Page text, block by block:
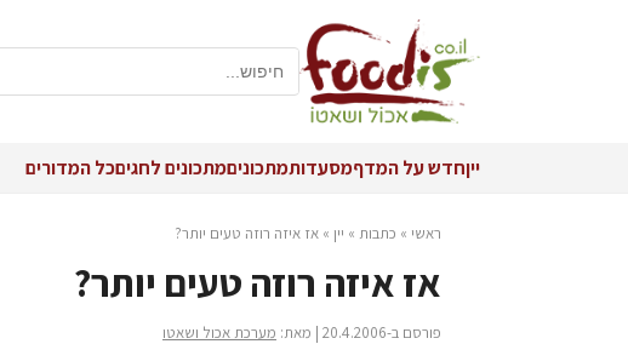
ייןחדש על המדףמסעדותמתכוניםמתכונים לחגיםכל המדורים
ראשי » כתבות » יין » אז איזה רוזה טעים יותר?
אז איזה רוזה טעים יותר?
פורסם ב-20.4.2006 | מאת: מערכת אכול ושאטו